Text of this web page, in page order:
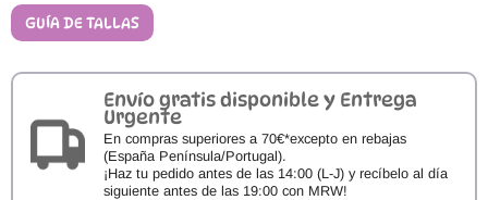
cantidad
GUÍA DE TALLAS
Envío gratis disponible y Entrega
Urgente
En compras superiores a 70€*excepto en rebajas
(España Península/Portugal).
¡Haz tu pedido antes de las 14:00 (L-J) y recíbelo al día
siguiente antes de las 19:00 con MRW!